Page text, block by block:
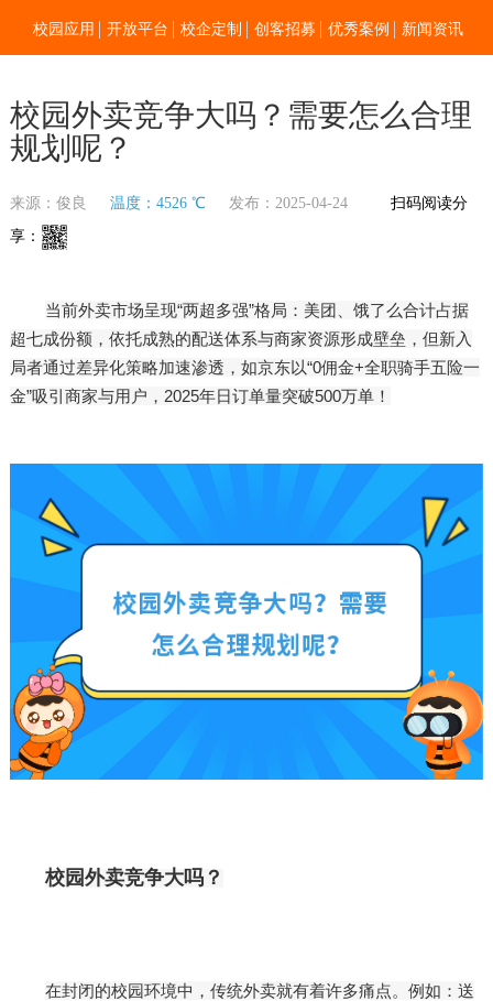
校园应用 开放平台 校企定制 创客招募 优秀案例 新闻资讯
校园外卖竞争大吗？需要怎么合理
规划呢？​
来源：俊良 温度：4526 ℃ 发布：2025-04-24
扫码阅读分
享：
当前外卖市场呈现“两超多强”格局：美团、饿了么合计占据
超七成份额，依托成熟的配送体系与商家资源形成壁垒，但新入
局者通过差异化策略加速渗透，如京东以“0佣金+全职骑手五险一
金”吸引商家与用户，2025年日订单量突破500万单！
校园外卖竞争大吗？
在封闭的校园环境中，传统外卖就有着许多痛点。例如：送